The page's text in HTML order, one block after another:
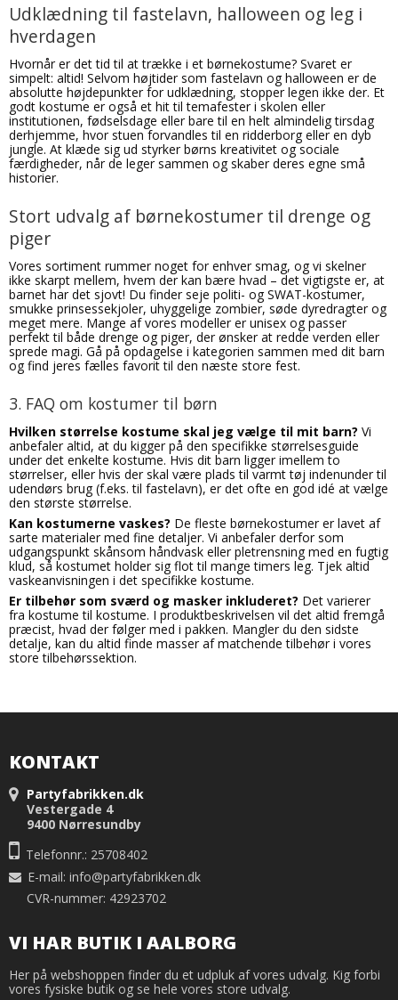
Udklædning til fastelavn, halloween og leg i
hverdagen
Hvornår er det tid til at trække i et børnekostume? Svaret er
simpelt: altid! Selvom højtider som fastelavn og halloween er de
absolutte højdepunkter for udklædning, stopper legen ikke der. Et
godt kostume er også et hit til temafester i skolen eller
institutionen, fødselsdage eller bare til en helt almindelig tirsdag
derhjemme, hvor stuen forvandles til en ridderborg eller en dyb
jungle. At klæde sig ud styrker børns kreativitet og sociale
færdigheder, når de leger sammen og skaber deres egne små
historier.
Stort udvalg af børnekostumer til drenge og
piger
Vores sortiment rummer noget for enhver smag, og vi skelner
ikke skarpt mellem, hvem der kan bære hvad – det vigtigste er, at
barnet har det sjovt! Du finder seje politi- og SWAT-kostumer,
smukke prinsessekjoler, uhyggelige zombier, søde dyredragter og
meget mere. Mange af vores modeller er unisex og passer
perfekt til både drenge og piger, der ønsker at redde verden eller
sprede magi. Gå på opdagelse i kategorien sammen med dit barn
og find jeres fælles favorit til den næste store fest.
3. FAQ om kostumer til børn
Hvilken størrelse kostume skal jeg vælge til mit barn? Vi
anbefaler altid, at du kigger på den specifikke størrelsesguide
under det enkelte kostume. Hvis dit barn ligger imellem to
størrelser, eller hvis der skal være plads til varmt tøj indenunder til
udendørs brug (f.eks. til fastelavn), er det ofte en god idé at vælge
den største størrelse.
Kan kostumerne vaskes? De fleste børnekostumer er lavet af
sarte materialer med fine detaljer. Vi anbefaler derfor som
udgangspunkt skånsom håndvask eller pletrensning med en fugtig
klud, så kostumet holder sig flot til mange timers leg. Tjek altid
vaskeanvisningen i det specifikke kostume.
Er tilbehør som sværd og masker inkluderet? Det varierer
fra kostume til kostume. I produktbeskrivelsen vil det altid fremgå
præcist, hvad der følger med i pakken. Mangler du den sidste
detalje, kan du altid finde masser af matchende tilbehør i vores
store tilbehørssektion.
KONTAKT
Partyfabrikken.dk
Vestergade 4
9400 Nørresundby
Telefonnr.: 25708402
E-mail: info@partyfabrikken.dk
CVR-nummer: 42923702
VI HAR BUTIK I AALBORG
Her på webshoppen finder du et udpluk af vores udvalg. Kig forbi
vores fysiske butik og se hele vores store udvalg.